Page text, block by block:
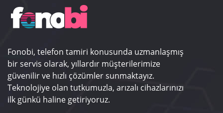
Fonobi, telefon tamiri konusunda uzmanlaşmış
bir servis olarak, yıllardır müşterilerimize
güvenilir ve hızlı çözümler sunmaktayız.
Teknolojiye olan tutkumuzla, arızalı cihazlarınızı
ilk günkü haline getiriyoruz.